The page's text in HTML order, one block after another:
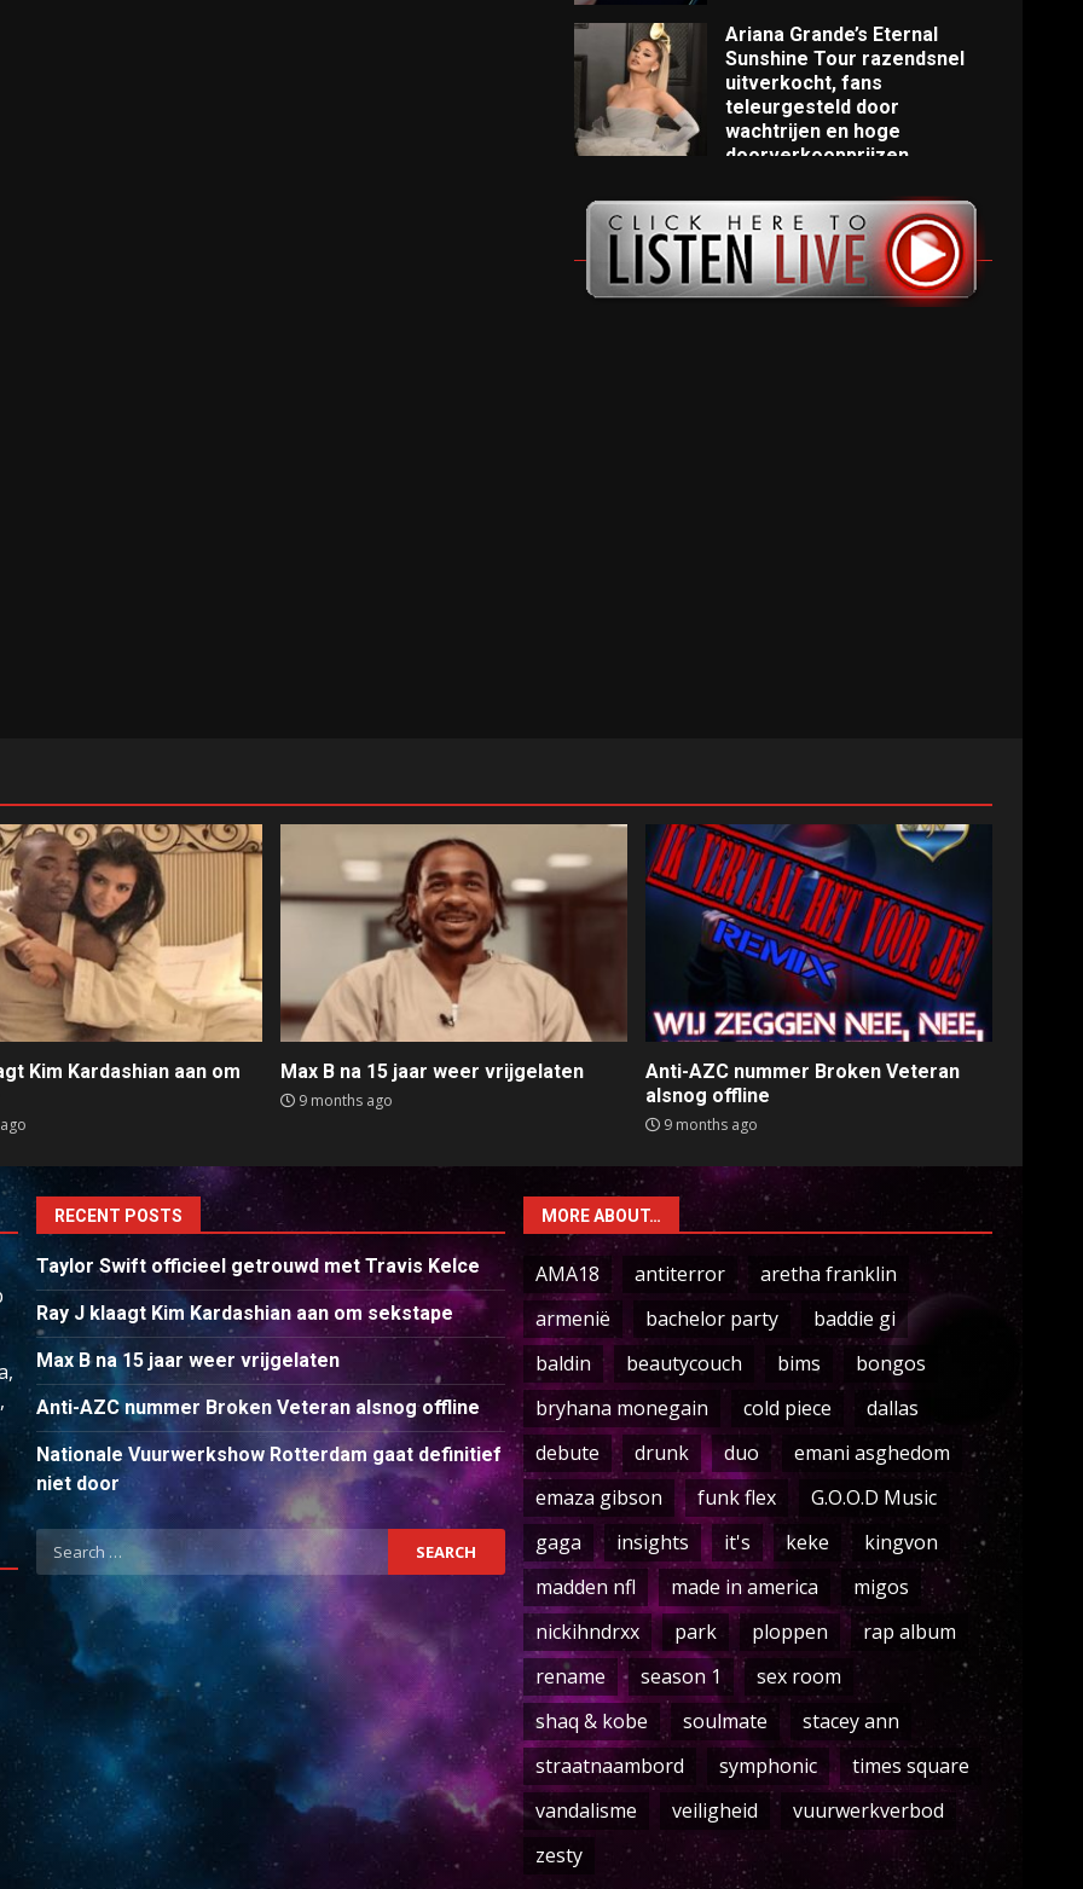
Ariana Grande’s Eternal
Sunshine Tour razendsnel
uitverkocht, fans
teleurgesteld door
wachtrijen en hoge
doorverkoopprijzen
Kim Kardashian aan om
Max B na 15 jaar weer vrijgelaten
9 months ago
Anti-AZC nummer Broken Veteran
alsnog offline
9 months ago
RECENT POSTS
Taylor Swift officieel getrouwd met Travis Kelce
Ray J klaagt Kim Kardashian aan om sekstape
Max B na 15 jaar weer vrijgelaten
Anti-AZC nummer Broken Veteran alsnog offline
Nationale Vuurwerkshow Rotterdam gaat definitief
niet door
Search
for:
MORE ABOUT…
AMA18 antiterror
aretha franklin
armenië
bachelor party
baddie gi
baldin
beautycouch bims
bongos
bryhana monegain
cold piece
dallas
debute
drunk duo
emani asghedom
emaza gibson
funk flex
G.O.O.D Music
gaga
insights it's keke
kingvon
madden nfl
made in america
migos
nickihndrxx
park ploppen
rap album
rename
season 1
sex room
shaq & kobe
soulmate
stacey ann
straatnaambord
symphonic
times square
vandalisme
veiligheid
vuurwerkverbod
zesty